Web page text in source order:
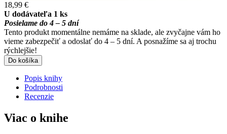
18,99 €
U dodávateľa 1 ks
Posielame do 4 – 5 dní
Tento produkt momentálne nemáme na sklade, ale zvyčajne vám ho
vieme zabezpečiť a odoslať do 4 – 5 dní. A posnažíme sa aj trochu
rýchlejšie!
Do košíka
Popis knihy
Podrobnosti
Recenzie
Viac o knihe